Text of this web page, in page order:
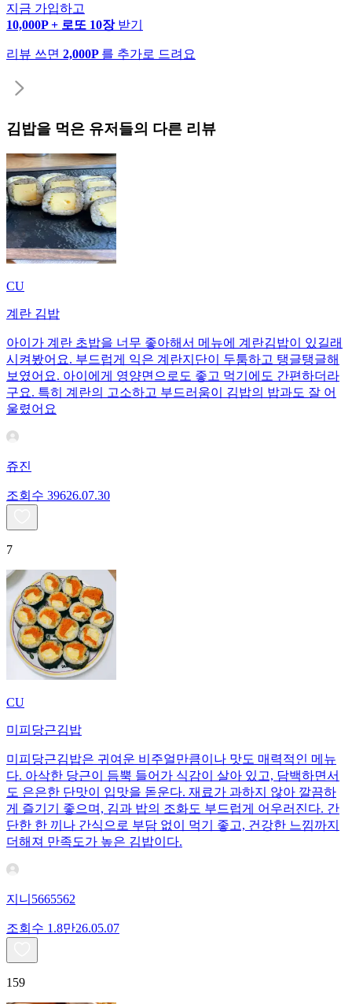
지금 가입하고
10,000P + 로또 10장 받기
리뷰 쓰면 2,000P 를 추가로 드려요
김밥을 먹은 유저들의 다른 리뷰
CU
계란 김밥
아이가 계란 초밥을 너무 좋아해서 메뉴에 계란김밥이 있길래
시켜봤어요. 부드럽게 익은 계란지단이 두툼하고 탱글탱글해
보였어요. 아이에게 영양면으로도 좋고 먹기에도 간편하더라
구요. 특히 계란의 고소하고 부드러움이 김밥의 밥과도 잘 어
울렸어요
쥬진
조회수 39626.07.30
7
CU
미피당근김밥
미피당근김밥은 귀여운 비주얼만큼이나 맛도 매력적인 메뉴
다. 아삭한 당근이 듬뿍 들어가 식감이 살아 있고, 담백하면서
도 은은한 단맛이 입맛을 돋운다. 재료가 과하지 않아 깔끔하
게 즐기기 좋으며, 김과 밥의 조화도 부드럽게 어우러진다. 간
단한 한 끼나 간식으로 부담 없이 먹기 좋고, 건강한 느낌까지
더해져 만족도가 높은 김밥이다.
지니5665562
조회수 1.8만26.05.07
159